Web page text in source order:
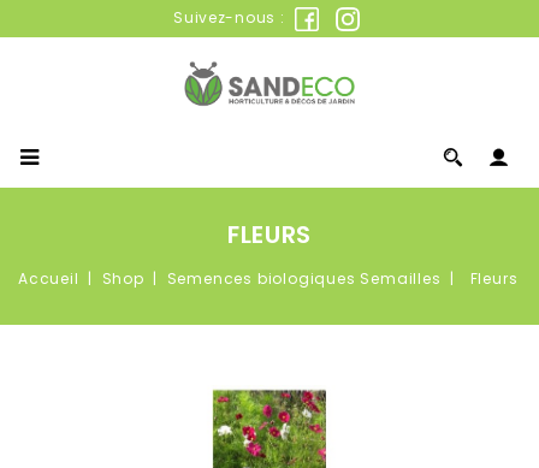
Suivez-nous :
FLEURS
Accueil Shop Semences biologiques Semailles Fleurs